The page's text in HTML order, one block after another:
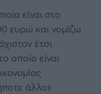
είναι στο
ευρώ και νομίζω
έτσι
οποίο είναι
άλλο»